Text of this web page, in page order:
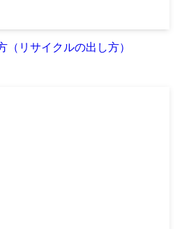
（リサイクルの出し方）